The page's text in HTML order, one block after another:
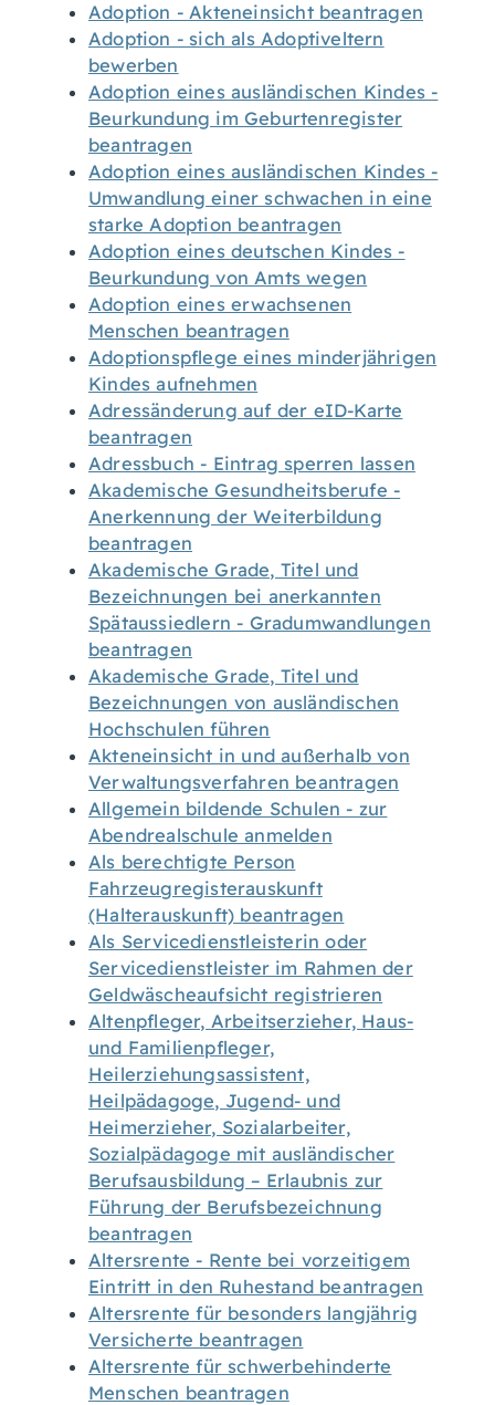
Adoption - Akteneinsicht beantragen
Adoption - sich als Adoptiveltern
bewerben
Adoption eines ausländischen Kindes -
Beurkundung im Geburtenregister
beantragen
Adoption eines ausländischen Kindes -
Umwandlung einer schwachen in eine
starke Adoption beantragen
Adoption eines deutschen Kindes -
Beurkundung von Amts wegen
Adoption eines erwachsenen
Menschen beantragen
Adoptionspflege eines minderjährigen
Kindes aufnehmen
Adressänderung auf der eID-Karte
beantragen
Adressbuch - Eintrag sperren lassen
Akademische Gesundheitsberufe -
Anerkennung der Weiterbildung
beantragen
Akademische Grade, Titel und
Bezeichnungen bei anerkannten
Spätaussiedlern - Gradumwandlungen
beantragen
Akademische Grade, Titel und
Bezeichnungen von ausländischen
Hochschulen führen
Akteneinsicht in und außerhalb von
Verwaltungsverfahren beantragen
Allgemein bildende Schulen - zur
Abendrealschule anmelden
Als berechtigte Person
Fahrzeugregisterauskunft
(Halterauskunft) beantragen
Als Servicedienstleisterin oder
Servicedienstleister im Rahmen der
Geldwäscheaufsicht registrieren
Altenpfleger, Arbeitserzieher, Haus-
und Familienpfleger,
Heilerziehungsassistent,
Heilpädagoge, Jugend- und
Heimerzieher, Sozialarbeiter,
Sozialpädagoge mit ausländischer
Berufsausbildung – Erlaubnis zur
Führung der Berufsbezeichnung
beantragen
Altersrente - Rente bei vorzeitigem
Eintritt in den Ruhestand beantragen
Altersrente für besonders langjährig
Versicherte beantragen
Altersrente für schwerbehinderte
Menschen beantragen